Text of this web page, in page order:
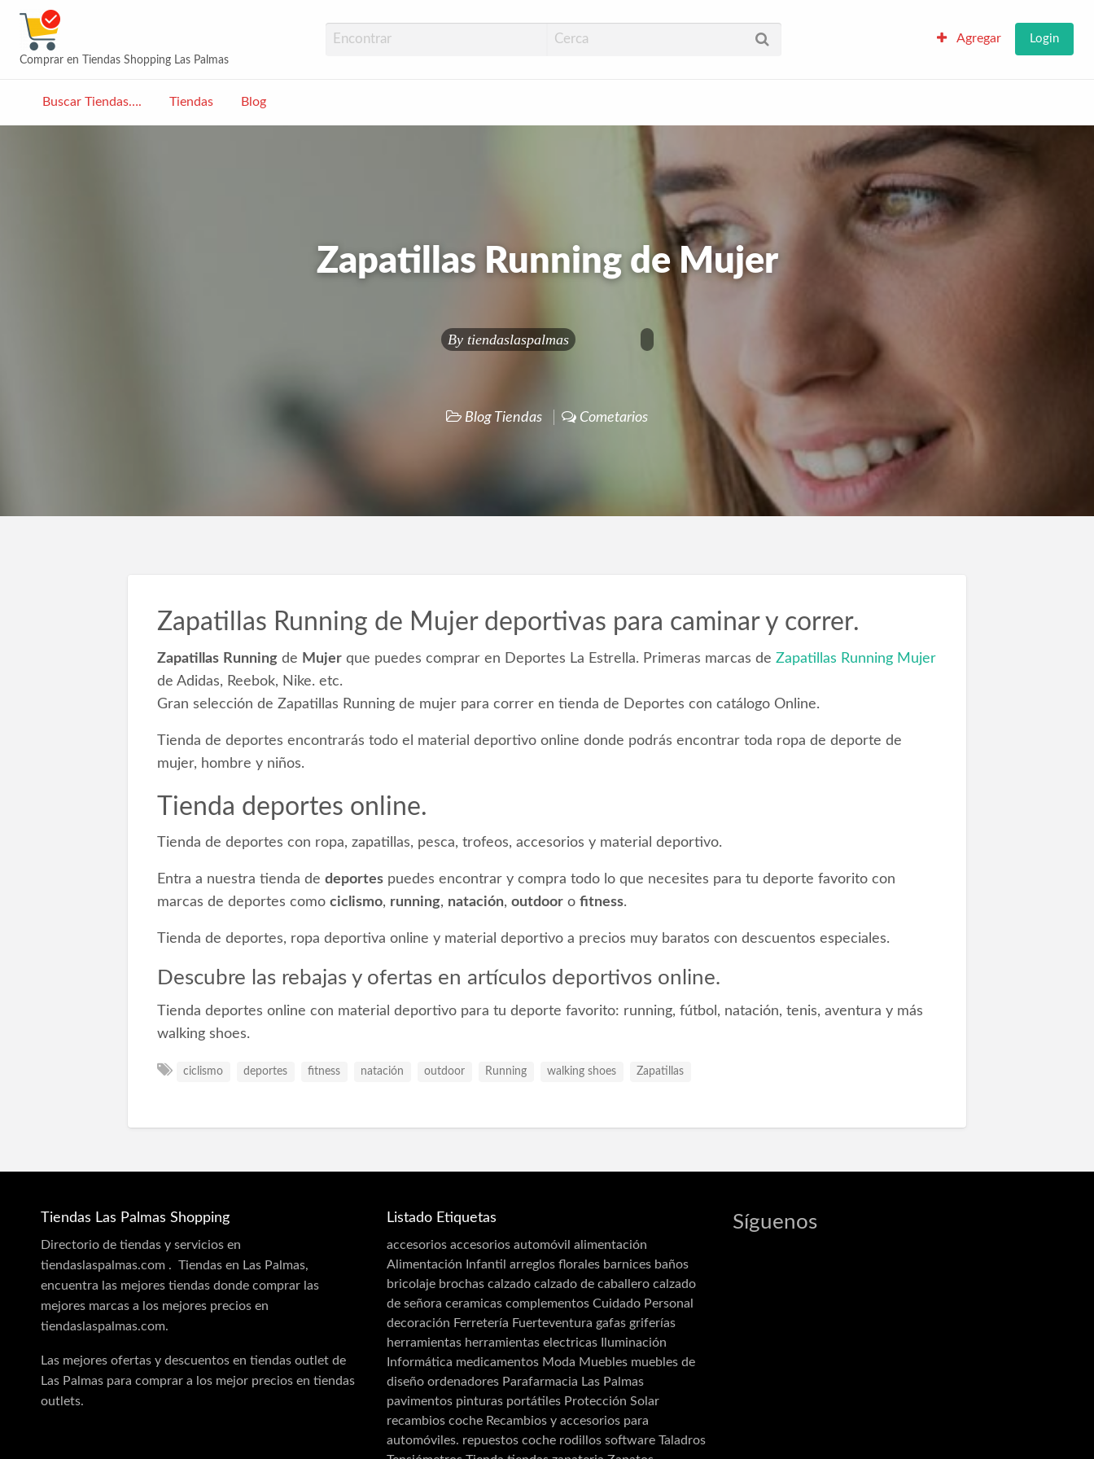
Tiendas Las Palmas | Shopping Las Palmas
Comprar en Tiendas Shopping Las Palmas
Agregar Login
Buscar Tiendas…. Tiendas Blog
Zapatillas Running de Mujer
By tiendaslaspalmas
Blog Tiendas Cometarios
Zapatillas Running de Mujer deportivas para caminar y correr.
Zapatillas Runningde Mujerque puedes comprar en Deportes La Estrella. Primeras marcas de Zapatillas Running Mujer
de Adidas, Reebok, ‎Nike. etc.
Gran selección de Zapatillas Running de mujer para correr en tienda de Deportes con catálogo Online.
Tienda de deportes encontrarás todo el material deportivo online donde podrás encontrar toda ropa de deporte de
mujer, hombre y niños.
Tienda deportes online.
Tienda de deportes con ropa, zapatillas, pesca, trofeos, accesorios y material deportivo.
Entra a nuestra tienda de deportespuedes encontrar y compra todo lo que necesites para tu deporte favorito con
marcas de deportes como ciclismo, running, natación, outdooro fitness.
Tienda de deportes, ropa deportiva online y material deportivo a precios muy baratos con descuentos especiales.
Descubre las rebajas y ofertas en artículos deportivos online.
Tienda deportes online con material deportivo para tu deporte favorito: running, fútbol, natación, tenis, aventura y más
walking shoes.
ciclismo deportes fitness natación outdoor Running walking shoes Zapatillas
Tiendas Las Palmas Shopping
Directorio de tiendas y servicios en
tiendaslaspalmas.com . Tiendas en Las Palmas,
encuentra las mejores tiendas donde comprar las
mejores marcas a los mejores precios en
tiendaslaspalmas.com.
Las mejores ofertas y descuentos en tiendas outlet de
Las Palmas para comprar a los mejor precios en tiendas
outlets.
Listado Etiquetas
accesorios accesorios automóvil alimentación
Alimentación Infantil arreglos florales barnices baños
bricolaje brochas calzado calzado de caballero calzado
de señora ceramicas complementos Cuidado Personal
decoración Ferretería Fuerteventura gafas griferías
herramientas herramientas electricas
Iluminación
Informática medicamentos Moda Muebles muebles de
diseño ordenadores Parafarmacia Las Palmas
pavimentos pinturas portátiles Protección Solar
recambios coche Recambios y accesorios para
automóviles. repuestos coche rodillos software Taladros
Síguenos